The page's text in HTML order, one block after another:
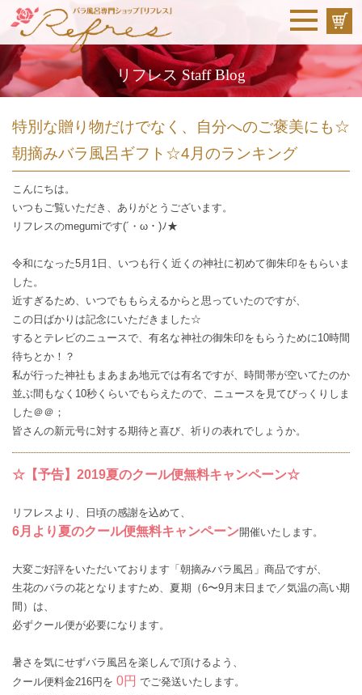
リフレス Staff Blog
特別な贈り物だけでなく、自分へのご褒美にも☆
朝摘みバラ風呂ギフト☆4月のランキング
こんにちは。
いつもご覧いただき、ありがとうございます。
リフレスのmegumiです(´・ω・)ﾉ★
令和になった5月1日、いつも行く近くの神社に初めて御朱印をもらいま
した。
近すぎるため、いつでももらえるからと思っていたのですが、
この日ばかりは記念にいただきました☆
するとテレビのニュースで、有名な神社の御朱印をもらうために10時間
待ちとか！？
私が行った神社もまあまあ地元では有名ですが、時間帯が空いてたのか
並ぶ間もなく10秒くらいでもらえたので、ニュースを見てびっくりしま
した＠＠；
皆さんの新元号に対する期待と喜び、祈りの表れでしょうか。
☆【予告】2019夏のクール便無料キャンペーン☆
リフレスより、日頃の感謝を込めて、
6月より夏のクール便無料キャンペーン開催いたします。
大変ご好評をいただいております「朝摘みバラ風呂」商品ですが、
生花のバラの花となりますため、夏期（6〜9月末日まで／気温の高い期
間）は、
必ずクール便が必要になります。
暑さを気にせずバラ風呂を楽しんで頂けるよう、
クール便料金216円を 0円 でご発送いたします。